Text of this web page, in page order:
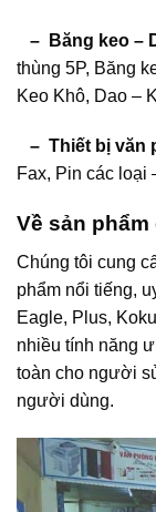
– Băng keo –
thùng 5P, Băng
Keo Khô, Dao –
– Thiết bị văn
Fax, Pin các loại
Về sản
Chúng tôi cung
phẩm nổi tiếng,
Eagle, Plus,
nhiều tính năng
toàn cho người
người dùng.